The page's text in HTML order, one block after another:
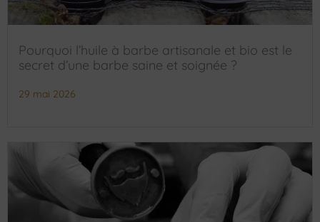
Pourquoi l’huile à barbe artisanale et bio est le
secret d’une barbe saine et soignée ?
29 mai 2026